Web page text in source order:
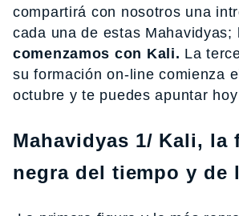
compartirá con nosotros una
cada una de estas Mahavidyas;
comenzamos con Kali. La
su formación on-line comienza
octubre y te puedes apuntar
Mahavidyas 1/ Kali, la
negra del tiempo y de